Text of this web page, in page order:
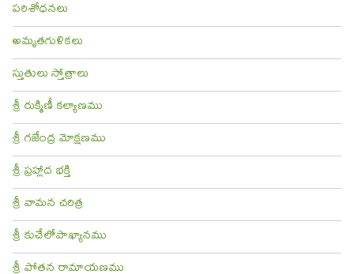
పరిశోధనలు
అమృతగుళికలు
స్తుతులు స్తోత్రాలు
శ్రీ రుక్మిణీ కల్యాణము
శ్రీ గజేంద్ర మోక్షణము
శ్రీ ప్రహ్లాద భక్తి
శ్రీ వామన చరిత్ర
శ్రీ కుచేలోపాఖ్యానము
శ్రీ పోతన రామాయణము